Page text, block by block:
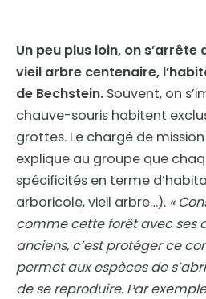
Un peu plus loin, on
vieil arbre centenaire,
de Bechstein. Souvent, on
chauve-souris habitent
grottes. Le chargé de
explique au groupe que
spécificités en terme
arboricole, vieil arbre…). «
comme cette forêt avec ses
anciens, c’est protéger ce
permet aux espèces de
de se reproduire. Par